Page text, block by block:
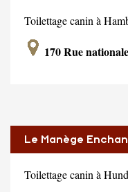
Toilettage canin à
170 Rue
Le Manège
Toilettage canin à